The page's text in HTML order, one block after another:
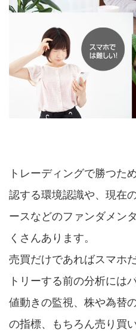
トレーディングで勝つた
認する環境認識や、現在
ースなどのファンダメン
くさんあります。
売買だけであればスマホ
トリーする前の分析には
値動きの監視、株や為替
の指標、もちろん売り買